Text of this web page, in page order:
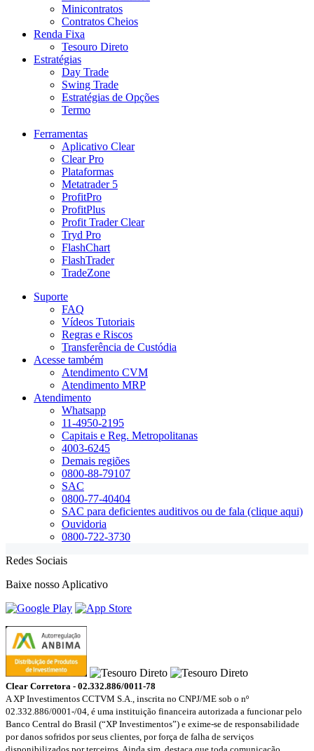
Minicontratos
Contratos Cheios
Renda Fixa
Tesouro Direto
Estratégias
Day Trade
Swing Trade
Estratégias de Opções
Termo
Ferramentas
Aplicativo Clear
Clear Pro
Plataformas
Metatrader 5
ProfitPro
ProfitPlus
Profit Trader Clear
Tryd Pro
FlashChart
FlashTrader
TradeZone
Suporte
FAQ
Vídeos Tutoriais
Regras e Riscos
Transferência de Custódia
Acesse também
Atendimento CVM
Atendimento MRP
Atendimento
Whatsapp
11-4950-2195
Capitais e Reg. Metropolitanas
4003-6245
Demais regiões
0800-88-79107
SAC
0800-77-40404
SAC para deficientes auditivos ou de fala (clique aqui)
Ouvidoria
0800-722-3730
Redes Sociais
Baixe nosso Aplicativo
Clear Corretora - 02.332.886/0011-78
A XP Investimentos CCTVM S.A., inscrita no CNPJ/ME sob o nº
02.332.886/0001-/­04, é uma instituição financeira autorizada a funcionar pelo
Banco Central do Brasil (“XP Investimentos”) e exime-se de responsabilidade
por danos sofridos por seus clientes, por força de falha de serviços